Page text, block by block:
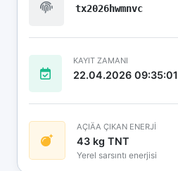
tx2026hwmnvc
KAYIT ZAMANI
22.04.2026 09:35:01
AÇIÄA ÇIKAN ENERJİ
43 kg TNT
Yerel sarsıntı enerjisi